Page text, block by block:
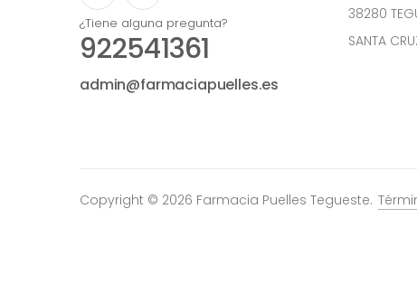
¿Tiene alguna pregunta?
922541361
admin@farmaciapuelles.es
38280
SANTA
Copyright © 2026 Farmacia Puelles Tegueste.